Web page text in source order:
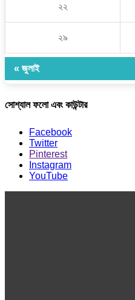
২২
২৯
« জুলাই
সোশ্যাল ফলো এবং কাউন্টার
Facebook
Twitter
Pinterest
Instagram
YouTube